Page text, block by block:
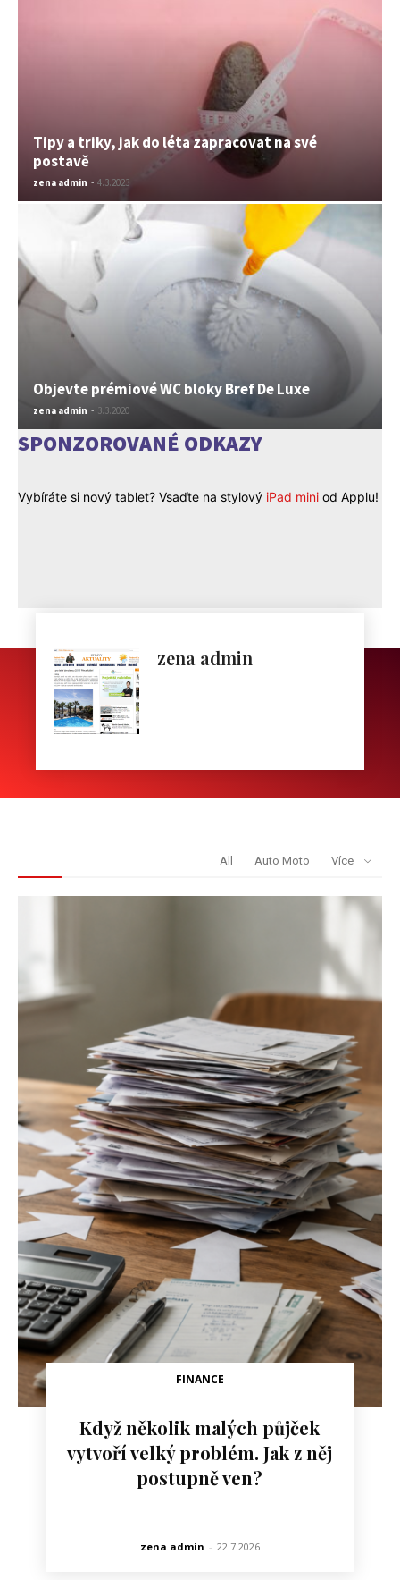
Tipy a triky, jak do léta zapracovat na své
postavě
zena admin - 4.3.2023
Objevte prémiové WC bloky Bref De Luxe
zena admin - 3.3.2020
SPONZOROVANÉ ODKAZY
Vybíráte si nový tablet? Vsaďte na stylový iPad mini od Applu!
zena admin
All Auto Moto Více
FINANCE
Když několik malých půjček
vytvoří velký problém. Jak z něj
postupně ven?
zena admin - 22.7.2026